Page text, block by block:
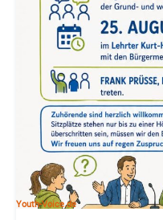
Youth-Voice.de